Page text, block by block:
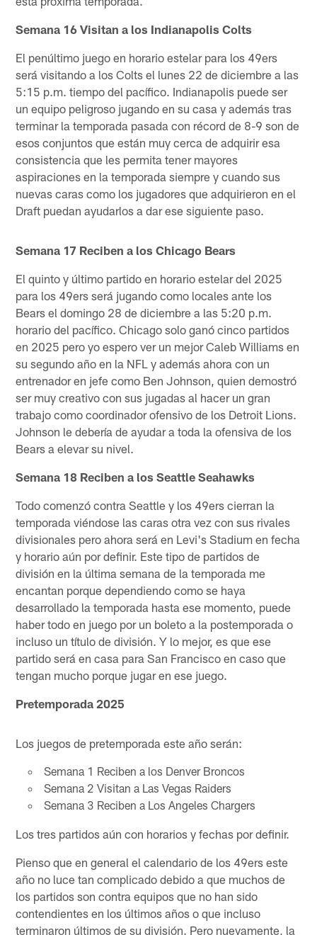
Semana 16 Visitan a los Indianapolis Colts
El penúltimo juego en horario estelar para los 49ers
será visitando a los Colts el lunes 22 de diciembre a las
5:15 p.m. tiempo del pacífico. Indianapolis puede ser
un equipo peligroso jugando en su casa y además tras
terminar la temporada pasada con récord de 8-9 son de
esos conjuntos que están muy cerca de adquirir esa
consistencia que les permita tener mayores
aspiraciones en la temporada siempre y cuando sus
nuevas caras como los jugadores que adquirieron en el
Draft puedan ayudarlos a dar ese siguiente paso.
Semana 17 Reciben a los Chicago Bears
El quinto y último partido en horario estelar del 2025
para los 49ers será jugando como locales ante los
Bears el domingo 28 de diciembre a las 5:20 p.m.
horario del pacífico. Chicago solo ganó cinco partidos
en 2025 pero yo espero ver un mejor Caleb Williams en
su segundo año en la NFL y además ahora con un
entrenador en jefe como Ben Johnson, quien demostró
ser muy creativo con sus jugadas al hacer un gran
trabajo como coordinador ofensivo de los Detroit Lions.
Johnson le debería de ayudar a toda la ofensiva de los
Bears a elevar su nivel.
Semana 18 Reciben a los Seattle Seahawks
Todo comenzó contra Seattle y los 49ers cierran la
temporada viéndose las caras otra vez con sus rivales
divisionales pero ahora será en Levi's Stadium en fecha
y horario aún por definir. Este tipo de partidos de
división en la última semana de la temporada me
encantan porque dependiendo como se haya
desarrollado la temporada hasta ese momento, puede
haber todo en juego por un boleto a la postemporada o
incluso un título de división. Y lo mejor, es que ese
partido será en casa para San Francisco en caso que
tengan mucho porque jugar en ese juego.
Pretemporada 2025
Los juegos de pretemporada este año serán:
Semana 1 Reciben a los Denver Broncos
Semana 2 Visitan a Las Vegas Raiders
Semana 3 Reciben a Los Angeles Chargers
Los tres partidos aún con horarios y fechas por definir.
Pienso que en general el calendario de los 49ers este
año no luce tan complicado debido a que muchos de
los partidos son contra equipos que no han sido
contendientes en los últimos años o que incluso
terminaron últimos de su división. Pero nuevamente, la